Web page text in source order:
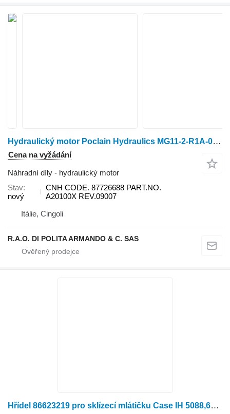
Hydraulický motor Poclain Hydraulics MG11-2-R1A-001-1F40-DEJ0 CNH pro sklízecí mlátičku Case IH 5088,5130,5140,6088,6130,6140,7088,7130,7140
Cena na vyžádání
Náhradní díly - hydraulický motor
Stav
nový
CNH CODE. 87726688 PART.NO.
A20100X REV.09007
Itálie, Cingoli
R.A.O. DI POLITA ARMANDO & C. SAS
Hřídel 86623219 pro sklízecí mlátičku Case IH 5088,6088,7088